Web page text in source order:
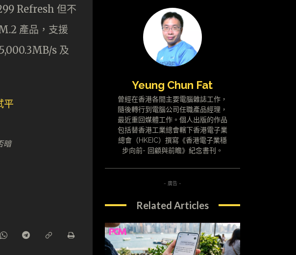
Refresh 但不
產品，支援
s 及
暗
Yeung Chun Fat
曾經在香港各間主要電腦雜誌工作，
隨後轉行到電腦公司任職產品經理，
最近重回媒體工作。個人出版的作品
包括替香港工業總會轄下香港電子業
總會（HKEIC）撰寫《香港電子業穩
步向前- 回顧與前瞻》紀念書刊。
- 廣告 -
Related Articles